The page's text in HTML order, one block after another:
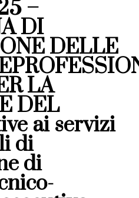
–
DI
DELLE
LA
DEL
ai servizi
di
di